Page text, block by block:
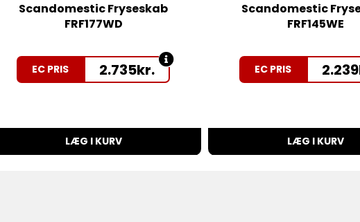
Scandomestic Fryseskab
FRF177WD
EC PRIS 2.735kr.
LÆG I KURV
Scandomestic
FRF145WE
EC PRIS 2.239
LÆG I KURV